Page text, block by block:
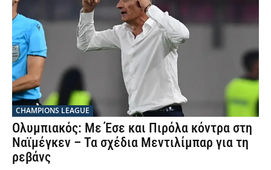
CHAMPIONS LEAGUE
Ολυμπιακός: Με Έσε και Πιρόλα κόντρα στη
Ναϊμέγκεν – Τα σχέδια Μεντιλίμπαρ για τη
ρεβάνς